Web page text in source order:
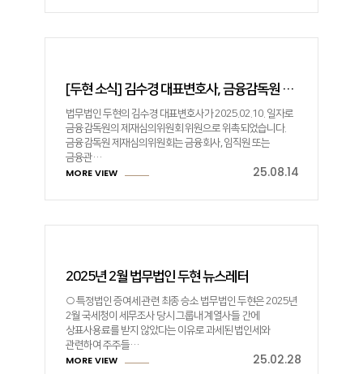
[두현 소식] 김수경 대표변호사, 금융감독원 제재심의위원회 위원 위촉
법무법인 두현의 김수경 대표변호사가 2025.02.10. 일자로
금융감독원의 제재심의위원회 위원으로 위촉되었습니다.
금융감독원 제재심의위원회는 금융회사, 임직원 또는
금융관…
MORE VIEW 25.08.14
2025년 2월 법무법인 두현 뉴스레터
○ 특정법인 증여세 관련 최종 승소 법무법인 두현은 2025년
2월 국세청이 세무조사 당시 그룹내 계열사들 간에
상표사용료를 받지 않았다는 이유로 과세된 법인세와
관련하여 주주들…
MORE VIEW 25.02.28